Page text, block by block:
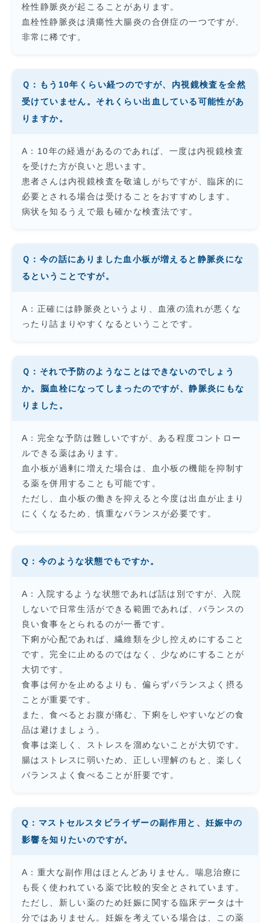
栓性静脈炎が起こることがあります。
血栓性静脈炎は潰瘍性大腸炎の合併症の一つですが、
非常に稀です。
Ｑ：もう10年くらい経つのですが、内視鏡検査を全然
受けていません。それくらい出血している可能性があ
りますか。
A：10年の経過があるのであれば、一度は内視鏡検査
を受けた方が良いと思います。
患者さんは内視鏡検査を敬遠しがちですが、臨床的に
必要とされる場合は受けることをおすすめします。
病状を知るうえで最も確かな検査法です。
Ｑ：今の話にありました血小板が増えると静脈炎にな
るということですが。
A：正確には静脈炎というより、血液の流れが悪くな
ったり詰まりやすくなるということです。
Ｑ：それで予防のようなことはできないのでしょう
か。脳血栓になってしまったのですが、静脈炎にもな
りました。
A：完全な予防は難しいですが、ある程度コントロー
ルできる薬はあります。
血小板が過剰に増えた場合は、血小板の機能を抑制す
る薬を併用することも可能です。
ただし、血小板の働きを抑えると今度は出血が止まり
にくくなるため、慎重なバランスが必要です。
Q：今のような状態でもですか。
A：入院するような状態であれば話は別ですが、入院
しないで日常生活ができる範囲であれば、バランスの
良い食事をとられるのが一番です。
下痢が心配であれば、繊維類を少し控えめにすること
です。完全に止めるのではなく、少なめにすることが
大切です。
食事は何かを止めるよりも、偏らずバランスよく摂る
ことが重要です。
また、食べるとお腹が痛む、下痢をしやすいなどの食
品は避けましょう。
食事は楽しく、ストレスを溜めないことが大切です。
腸はストレスに弱いため、正しい理解のもと、楽しく
バランスよく食べることが肝要です。
Q：マストセルスタビライザーの副作用と、妊娠中の
影響を知りたいのですが。
A：重大な副作用はほとんどありません。喘息治療に
も長く使われている薬で比較的安全とされています。
ただし、新しい薬のため妊娠に関する臨床データは十
分ではありません。妊娠を考えている場合は、この薬